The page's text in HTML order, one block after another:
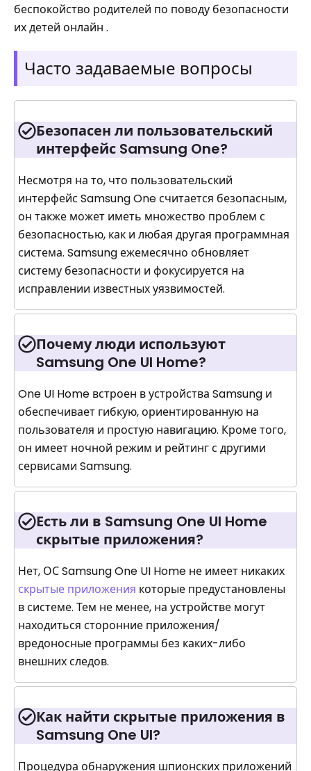
беспокойство родителей по поводу безопасности
их детей онлайн .
Часто задаваемые вопросы
Безопасен ли пользовательский
интерфейс Samsung One?
Несмотря на то, что пользовательский
интерфейс Samsung One считается безопасным,
он также может иметь множество проблем с
безопасностью, как и любая другая программная
система. Samsung ежемесячно обновляет
систему безопасности и фокусируется на
исправлении известных уязвимостей.
Почему люди используют
Samsung One UI Home?
One UI Home встроен в устройства Samsung и
обеспечивает гибкую, ориентированную на
пользователя и простую навигацию. Кроме того,
он имеет ночной режим и рейтинг с другими
сервисами Samsung.
Есть ли в Samsung One UI Home
скрытые приложения?
Нет, ОС Samsung One UI Home не имеет никаких
скрытые приложения которые предустановлены
в системе. Тем не менее, на устройстве могут
находиться сторонние приложения/
вредоносные программы без каких-либо
внешних следов.
Как найти скрытые приложения в
Samsung One UI?
Процедура обнаружения шпионских приложений